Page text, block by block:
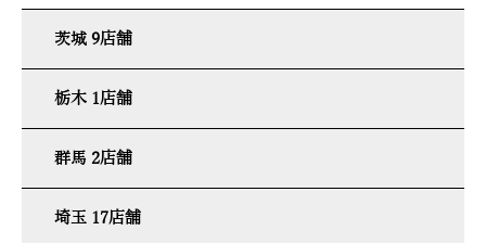
茨城 9店舗
栃木 1店舗
群馬 2店舗
埼玉 17店舗